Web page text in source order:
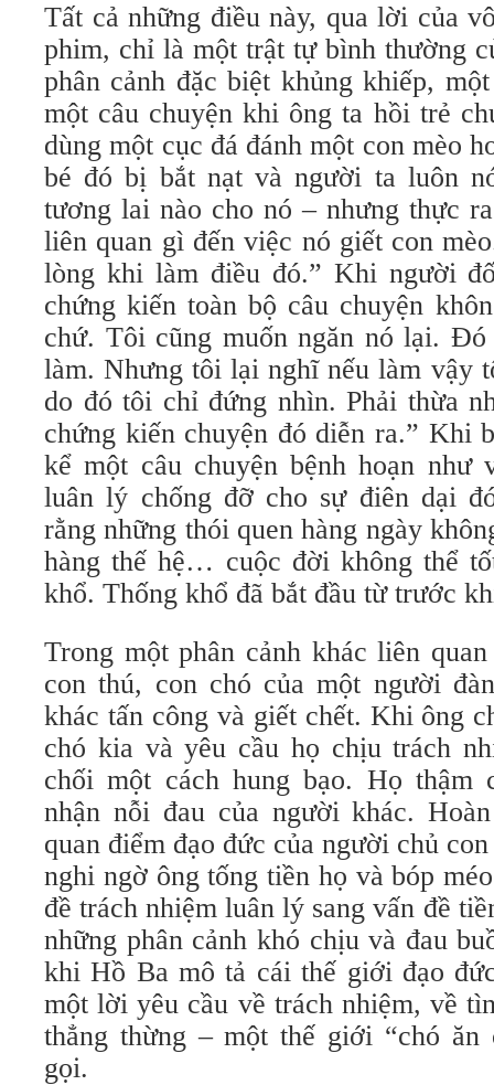
Tất cả những điều này, qua lời của
phim, chỉ là một trật tự bình thường
phân cảnh đặc biệt khủng khiếp,
một câu chuyện khi ông ta hồi trẻ
dùng một cục đá đánh một con mèo
bé đó bị bắt nạt và người ta luôn
tương lai nào cho nó – nhưng thực
liên quan gì đến việc nó giết con
lòng khi làm điều đó.” Khi người
chứng kiến toàn bộ câu chuyện
chứ. Tôi cũng muốn ngăn nó lại. Đó
làm. Nhưng tôi lại nghĩ nếu làm vậy
do đó tôi chỉ đứng nhìn. Phải thừa
chứng kiến chuyện đó diễn ra.” Khi
kể một câu chuyện bệnh hoạn như
luân lý chống đỡ cho sự điên dại
rằng những thói quen hàng ngày
hàng thế hệ… cuộc đời không thể
khổ. Thống khổ đã bắt đầu từ trước
Trong một phân cảnh khác liên
con thú, con chó của một người
khác tấn công và giết chết. Khi ông
chó kia và yêu cầu họ chịu trách
chối một cách hung bạo. Họ thậm
nhận nỗi đau của người khác.
quan điểm đạo đức của người chủ
nghi ngờ ông tống tiền họ và bóp
đề trách nhiệm luân lý sang vấn đề
những phân cảnh khó chịu và đau
khi Hồ Ba mô tả cái thế giới đạo
một lời yêu cầu về trách nhiệm, về
thẳng thừng – một thế giới “chó ăn
gọi.